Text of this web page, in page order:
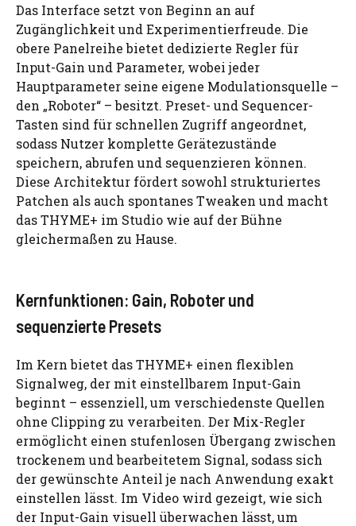
Das Interface setzt von Beginn an auf
Zugänglichkeit und Experimentierfreude. Die
obere Panelreihe bietet dedizierte Regler für
Input-Gain und Parameter, wobei jeder
Hauptparameter seine eigene Modulationsquelle –
den „Roboter“ – besitzt. Preset- und Sequencer-
Tasten sind für schnellen Zugriff angeordnet,
sodass Nutzer komplette Gerätezustände
speichern, abrufen und sequenzieren können.
Diese Architektur fördert sowohl strukturiertes
Patchen als auch spontanes Tweaken und macht
das THYME+ im Studio wie auf der Bühne
gleichermaßen zu Hause.
Kernfunktionen: Gain, Roboter und
sequenzierte Presets
Im Kern bietet das THYME+ einen flexiblen
Signalweg, der mit einstellbarem Input-Gain
beginnt – essenziell, um verschiedenste Quellen
ohne Clipping zu verarbeiten. Der Mix-Regler
ermöglicht einen stufenlosen Übergang zwischen
trockenem und bearbeitetem Signal, sodass sich
der gewünschte Anteil je nach Anwendung exakt
einstellen lässt. Im Video wird gezeigt, wie sich
der Input-Gain visuell überwachen lässt, um